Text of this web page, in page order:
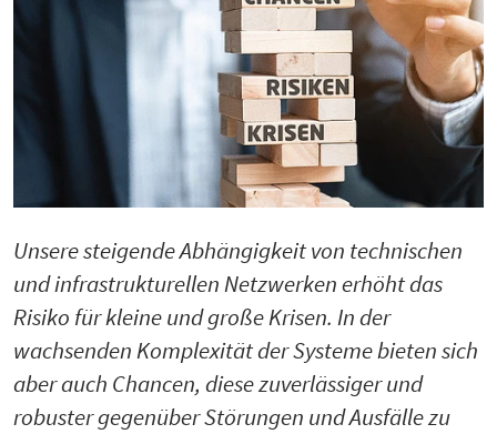
Unsere steigende Abhängigkeit von technischen
und infrastrukturellen Netzwerken erhöht das
Risiko für kleine und große Krisen. In der
wachsenden Komplexität der Systeme bieten sich
aber auch Chancen, diese zuverlässiger und
robuster gegenüber Störungen und Ausfälle zu